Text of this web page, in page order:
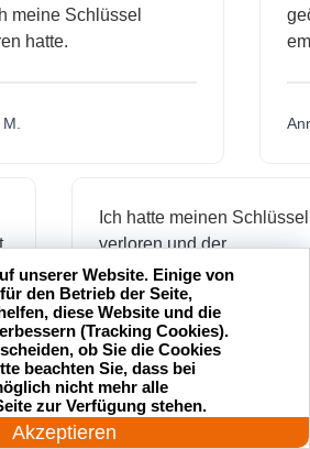
ich meine Schlüssel
hatte.
M.
Ich hatte meinen Schlüssel
verloren und der
Schlüsseldienst war innerhalb
von 20 Minuten da, um mir zu
helfen. Toller Service!
Maria L.
Akzeptieren
unserer Website. Einige von
den Betrieb der Seite,
diese Website und die
(Tracking Cookies).
ob Sie die Cookies
beachten Sie, dass bei
nicht mehr alle
zur Verfügung stehen.